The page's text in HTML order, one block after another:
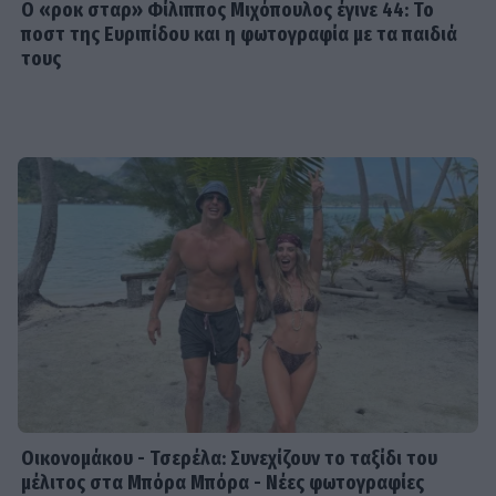
Κωνσταντίνος Αργυρός:
«Μεσοπέλαγα αρμενίζω»
Τσιτσιπάς και Kristen Thoms: Ο
έρωτας που φέρνει την απόλυτη
ισορροπία στην καριέρα του
πρωταθλητή
SHOWBIZ
Ανδρομάχη: Στο νοσοκομείο με ορό η
γνωστή τραγουδίστρια μετά από
έντονη αδιαθεσία σε live εμφάνιση
SHOWBIZ
Ο «ροκ σταρ» Φίλιππος Μιχόπουλος έγινε 44: Το
ποστ της Ευριπίδου και η φωτογραφία με τα παιδιά
τους
Οικονομάκου - Τσερέλα: Συνεχίζουν το ταξίδι του
μέλιτος στα Μπόρα Μπόρα - Νέες φωτογραφίες